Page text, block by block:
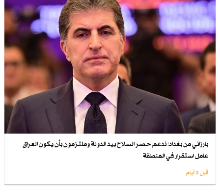
بارزاني من بغداد: ندعم حصر السلاح بيد الدولة وملتزمون بأن يكون العراق
عامل استقرار في المنطقة
قبل 2 أيام